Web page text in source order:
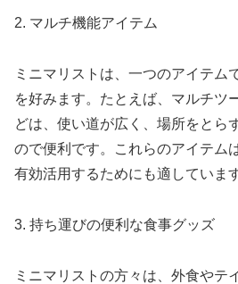
2. マルチ機能アイテム
ミニマリストは、一つのアイテム
を好みます。たとえば、マルチツ
どは、使い道が広く、場所をとら
ので便利です。これらのアイテム
有効活用するためにも適しています
3. 持ち運びの便利な食事グッズ
ミニマリストの方々は、外食やテ